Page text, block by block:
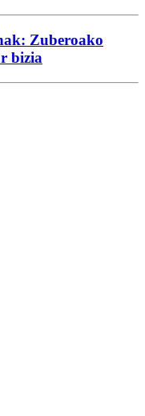
Zuberoako
bizia